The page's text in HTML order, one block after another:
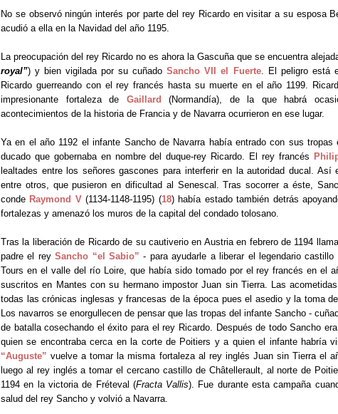
No se observó ningún interés por parte del rey Ricardo en visitar a su esposa
acudió a ella en la Navidad del año 1195.
La preocupación del rey Ricardo no es ahora la Gascuña que se encuentra
royal”) y bien vigilada por su cuñadoSancho VII el Fuerte. El peligro está
Ricardo guerreando con el rey francés hasta su muerte en el año 1199.
impresionante fortaleza de Gaillard
(Normandía), de la que habrá
acontecimientos de la historia de Francia y de Navarra ocurrieron en ese lugar.
Ya en el año 1192 el infante Sancho de Navarra había entrado con sus tropas
ducado que gobernaba en nombre del duque-rey Ricardo. El rey francés
lealtades entre los señores gascones para interferir en la autoridad ducal.
entre otros, que pusieron en dificultad al Senescal. Tras socorrer a éste,
conde Raymond V (1134-1148-1195) (18) había estado también detrás
fortalezas y amenazó los muros de la capital del condado tolosano.
Tras la liberación de Ricardo de su cautiverio en Austria en febrero de 1194
padre el reySancho “el Sabio” - para ayudarle a liberar el legendario castillo
Tours en el valle del río Loire, que había sido tomado por el rey francés en el
suscritos en Mantes con su hermano impostor Juan sin Tierra. Las
todas las crónicas inglesas y francesas de la época pues el asedio y la toma
Los navarros se enorgullecen de pensar que las tropas del infante Sancho -
de batalla cosechando el éxito para el rey Ricardo. Después de todo Sancho
quien se encontraba cerca en la corte de Poitiers y a quien el infante habría
“Auguste” vuelve a tomar la misma fortaleza al rey inglés Juan sin Tierra el
luego al rey inglés a tomar el cercano castillo de Châtellerault, al norte de
1194 en la victoria de Fréteval (Fracta Vallis). Fue durante esta campaña
salud del rey Sancho y volvió a Navarra.